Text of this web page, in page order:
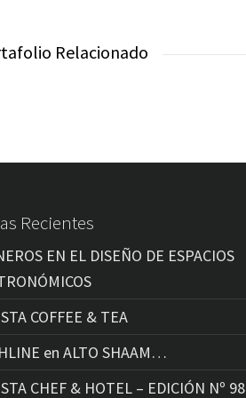
Relacionado
Recientes
EN EL DISEÑO DE ESPACIOS
COFFEE & TEA
en ALTO SHAAM…
CHEF & HOTEL – EDICIÓN Nº 98